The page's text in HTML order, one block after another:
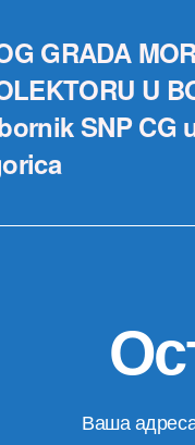
GRADA
U
SNP CG
Ваша